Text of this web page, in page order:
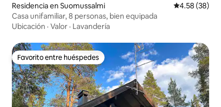
Residencia en Suomussalmi Calificación
4.58 (38)
Casa unifamiliar, 8 personas, bien equipada
Ubicación · Valor · Lavandería
Favorito entre huéspedes
Favorito entre huéspedes